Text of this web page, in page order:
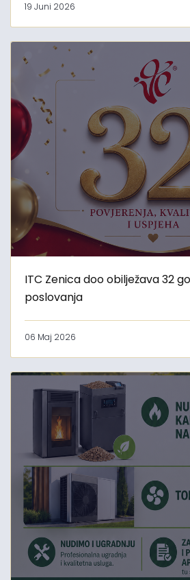
19 Juni 2026
ITC Zenica doo obilježava 32
poslovanja
06 Maj 2026